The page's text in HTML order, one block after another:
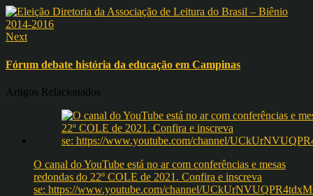
Next
Fórum debate história da educação em Campinas
Artigos Relacionados
O canal do YouTube está no ar com conferências e mesas
redondas do 22º COLE de 2021. Confira e inscreva
se: https://www.youtube.com/channel/